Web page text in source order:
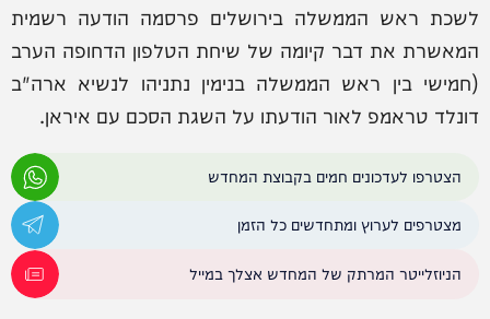
לשכת ראש הממשלה בירושלים פרסמה הודעה רשמית
המאשרת את דבר קיומה של שיחת הטלפון הדחופה הערב
(חמישי בין ראש הממשלה בנימין נתניהו לנשיא ארה"ב
דונלד טראמפ לאור הודעתו על השגת הסכם עם איראן.
הצטרפו לעדכונים חמים בקבוצת המחדש
מצטרפים לערוץ ומתחדשים כל הזמן
הניוזלייטר המרתק של המחדש אצלך במייל